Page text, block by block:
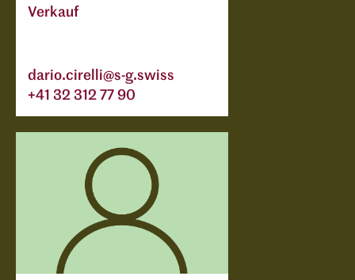
Verkauf
dario.cirelli@s-g.swiss
+41 32 312 77 90